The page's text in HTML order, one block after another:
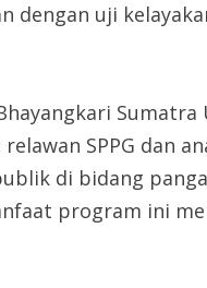
dengan uji
SPPG dan
di bidang
program ini